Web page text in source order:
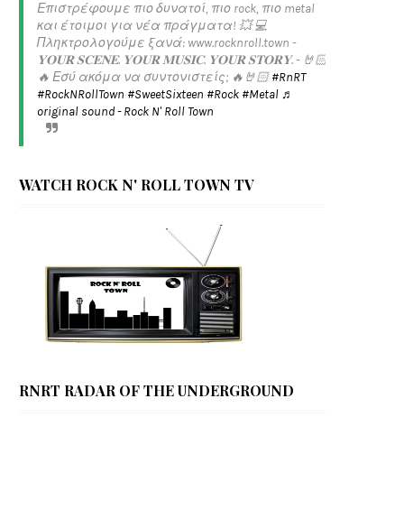
Επιστρέφουμε πιο δυνατοί, πιο rock, πιο metal
και έτοιμοι για νέα πράγματα! 💥 💻
Πληκτρολογούμε ξανά: www.rocknroll.town -
𝐘𝐎𝐔𝐑 𝐒𝐂𝐄𝐍𝐄. 𝐘𝐎𝐔𝐑 𝐌𝐔𝐒𝐈𝐂. 𝐘𝐎𝐔𝐑 𝐒𝐓𝐎𝐑𝐘. - 🤘🏻
🔥 Εσύ ακόμα να συντονιστείς; 🔥🤘🏻#RnRT
#RockNRollTown #SweetSixteen #Rock #Metal ♬
original sound - Rock N' Roll Town
WATCH ROCK N' ROLL TOWN TV
RNRT RADAR OF THE UNDERGROUND